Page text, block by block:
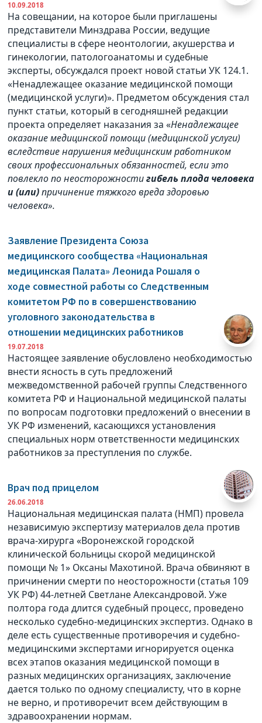
10.09.2018
На совещании, на которое были приглашены
представители Минздрава России, ведущие
специалисты в сфере неонтологии, акушерства и
гинекологии, патологоанатомы и судебные
эксперты, обсуждался проект новой статьи УК 124.1.
«Ненадлежащее оказание медицинской помощи
(медицинской услуги)». Предметом обсуждения стал
пункт статьи, который в сегодняшней редакции
проекта определяет наказания за «Ненадлежащее
оказание медицинской помощи (медицинской услуги)
вследствие нарушения медицинским работником
своих профессиональных обязанностей, если это
повлекло по неосторожностигибель плода человека
и (или)причинение тяжкого вреда здоровью
человека».
Заявление Президента Союза
медицинского сообщества «Национальная
медицинская Палата» Леонида Рошаля о
ходе совместной работы со Следственным
комитетом РФ по в совершенствованию
уголовного законодательства в
отношении медицинских работников
19.07.2018
Настоящее заявление обусловлено необходимостью
внести ясность в суть предложений
межведомственной рабочей группы Следственного
комитета РФ и Национальной медицинской палаты
по вопросам подготовки предложений о внесении в
УК РФ изменений, касающихся установления
специальных норм ответственности медицинских
работников за преступления по службе.
Врач под прицелом
26.06.2018
Национальная медицинская палата (НМП) провела
независимую экспертизу материалов дела против
врача-хирурга «Воронежской городской
клинической больницы скорой медицинской
помощи № 1» Оксаны Махотиной. Врача обвиняют в
причинении смерти по неосторожности (статья 109
УК РФ) 44-летней Светлане Александровой. Уже
полтора года длится судебный процесс, проведено
несколько судебно-медицинских экспертиз. Однако в
деле есть существенные противоречия и судебно-
медицинскими экспертами игнорируется оценка
всех этапов оказания медицинской помощи в
разных медицинских организациях, заключение
дается только по одному специалисту, что в корне
не верно, и противоречит всем действующим в
здравоохранении нормам.